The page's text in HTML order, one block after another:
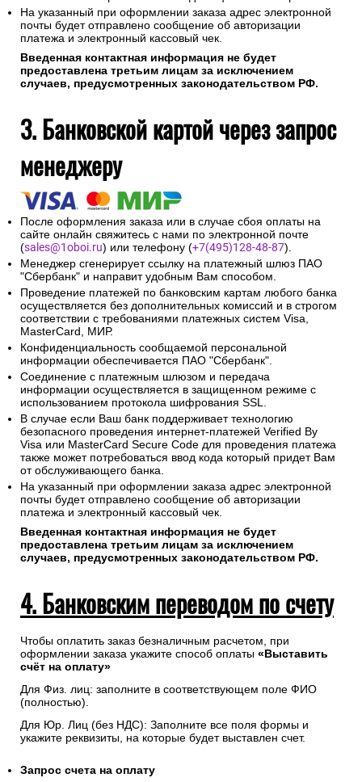
На указанный при оформлении заказа адрес электронной
почты будет отправлено сообщение об авторизации
платежа и электронный кассовый чек.
Введенная контактная информация не будет
предоставлена третьим лицам за исключением
случаев, предусмотренных законодательством РФ.
3. Банковской картой через запрос
менеджеру
После оформления заказа или в случае сбоя оплаты на
сайте онлайн свяжитесь с нами по электронной почте
(sales@1oboi.ru) или телефону (+7(495)128-48-87).
Менеджер сгенерирует ссылку на платежный шлюз ПАО
"Сбербанк" и направит удобным Вам способом.
Проведение платежей по банковским картам любого банка
осуществляется без дополнительных комиссий и в строгом
соответствии с требованиями платежных систем Visa,
MasterCard, МИР.
Конфиденциальность сообщаемой персональной
информации обеспечивается ПАО "Сбербанк".
Соединение с платежным шлюзом и передача
информации осуществляется в защищенном режиме с
использованием протокола шифрования SSL.
В случае если Ваш банк поддерживает технологию
безопасного проведения интернет-платежей Verified By
Visa или MasterCard Secure Code для проведения платежа
также может потребоваться ввод кода который придет Вам
от обслуживающего банка.
На указанный при оформлении заказа адрес электронной
почты будет отправлено сообщение об авторизации
платежа и электронный кассовый чек.
Введенная контактная информация не будет
предоставлена третьим лицам за исключением
случаев, предусмотренных законодательством РФ.
4. Банковским переводом по счету
Чтобы оплатить заказ безналичным расчетом, при
оформлении заказа укажите способ оплаты «Выставить
счёт на оплату»
Для Физ. лиц: заполните в соответствующем поле ФИО
(полностью).
Для Юр. Лиц (без НДС): Заполните все поля формы и
укажите реквизиты, на которые будет выставлен счет.
Запрос счета на оплату